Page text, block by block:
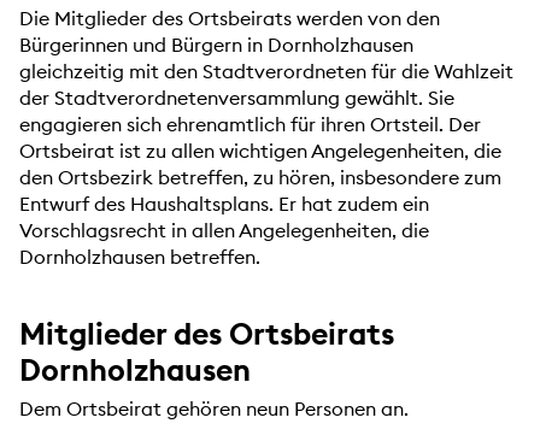
Die Mitglieder des Ortsbeirats werden von den
Bürgerinnen und Bürgern in Dornholzhausen
gleichzeitig mit den Stadtverordneten für die Wahlzeit
der Stadtverordnetenversammlung gewählt. Sie
engagieren sich ehrenamtlich für ihren Ortsteil. Der
Ortsbeirat ist zu allen wichtigen Angelegenheiten, die
den Ortsbezirk betreffen, zu hören, insbesondere zum
Entwurf des Haushaltsplans. Er hat zudem ein
Vorschlagsrecht in allen Angelegenheiten, die
Dornholzhausen betreffen.
Mitglieder des Ortsbeirats
Dornholzhausen
Dem Ortsbeirat gehören neun Personen an.